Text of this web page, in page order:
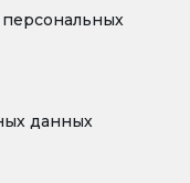
данных